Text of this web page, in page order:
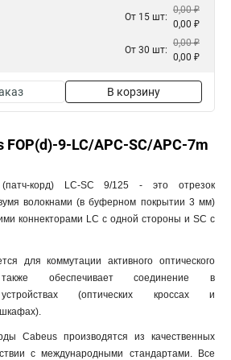
От 15 шт:
0,00 ₽
0,00 ₽
От 30 шт:
0,00 ₽
0,00 ₽
В корзину
FOP(d)-9-LC/APC-SC/APC-7m
корд) LC-SC 9/125 - это отрезок
волокнами (в буферном покрытии 3 мм)
коннекторами LC с одной стороны и SC с
для коммутации активного оптического
обеспечивает соединение в
устройствах (оптических кроссах и
Cabeus производятся из качественных
с международными стандартами. Все